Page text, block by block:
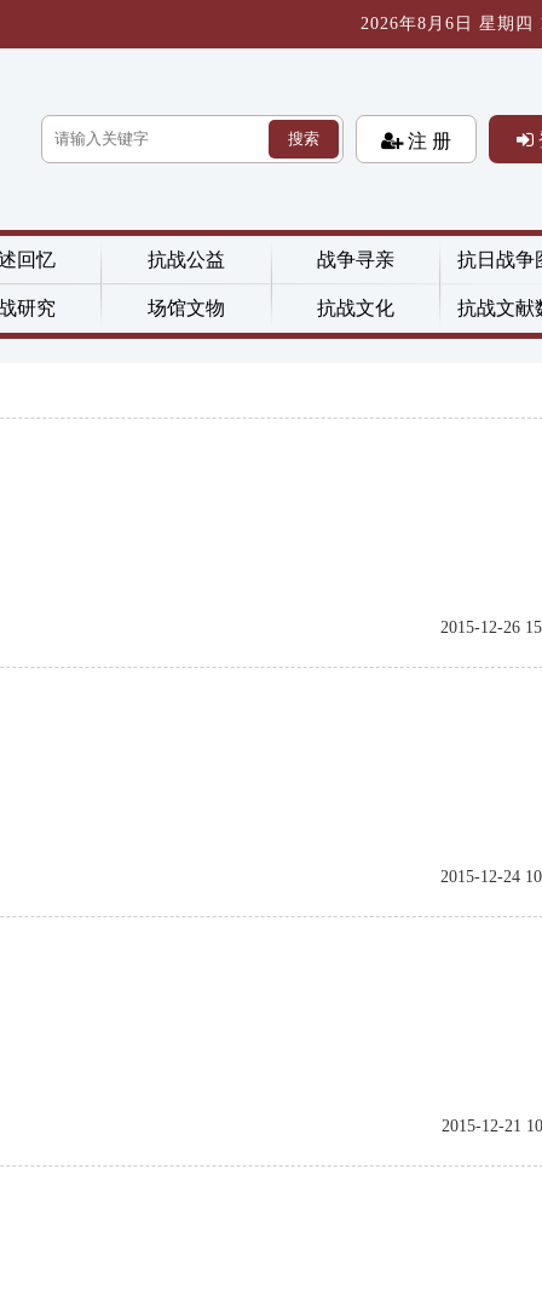
2026年8月6日 星期四
搜索 注 册
回忆 抗战公益 战争寻亲 抗日战争
研究 场馆文物 抗战文化 抗战文献
2015-12-26
2015-12-24
2015-12-21